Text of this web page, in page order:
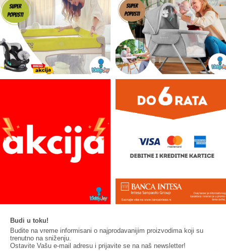
Budi u toku!
Budite na vreme informisani o najprodavanijim proizvodima koji su
trenutno na sniženju.
Ostavite Vašu e-mail adresu i prijavite se na naš newsletter!